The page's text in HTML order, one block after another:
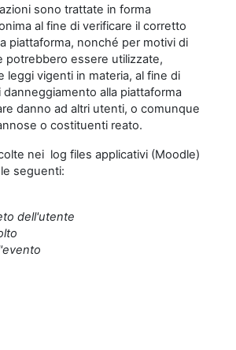
sono trattate in forma
al fine di verificare il corretto
piattaforma, nonché per motivi di
potrebbero essere utilizzate,
leggi vigenti in materia, al fine di
alla piattaforma
danno ad altri utenti, o comunque
o costituenti reato.
nei log files applicativi (Moodle)
seguenti:
dell'utente